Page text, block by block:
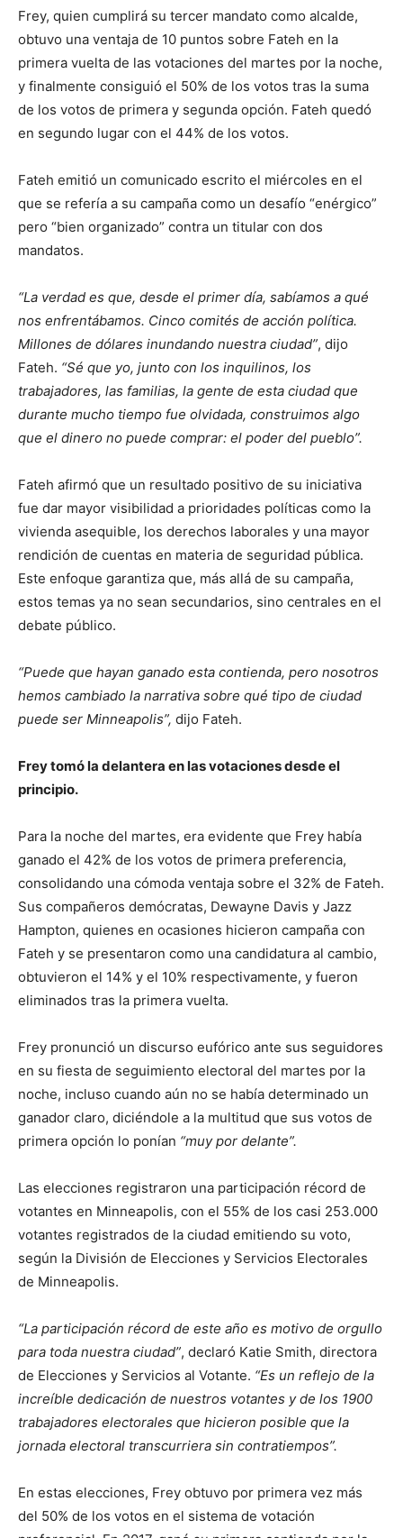
Frey, quien cumplirá su tercer mandato como alcalde,
obtuvo una ventaja de 10 puntos sobre Fateh en la
primera vuelta de las votaciones del martes por la noche,
y finalmente consiguió el 50% de los votos tras la suma
de los votos de primera y segunda opción. Fateh quedó
en segundo lugar con el 44% de los votos.
Fateh emitió un comunicado escrito el miércoles en el
que se refería a su campaña como un desafío “enérgico”
pero “bien organizado” contra un titular con dos
mandatos.
“La verdad es que, desde el primer día, sabíamos a qué
nos enfrentábamos. Cinco comités de acción política.
Millones de dólares inundando nuestra ciudad”, dijo
Fateh. “Sé que yo, junto con los inquilinos, los
trabajadores, las familias, la gente de esta ciudad que
durante mucho tiempo fue olvidada, construimos algo
que el dinero no puede comprar: el poder del pueblo”.
Fateh afirmó que un resultado positivo de su iniciativa
fue dar mayor visibilidad a prioridades políticas como la
vivienda asequible, los derechos laborales y una mayor
rendición de cuentas en materia de seguridad pública.
Este enfoque garantiza que, más allá de su campaña,
estos temas ya no sean secundarios, sino centrales en el
debate público.
“Puede que hayan ganado esta contienda, pero nosotros
hemos cambiado la narrativa sobre qué tipo de ciudad
puede ser Minneapolis”, dijo Fateh.
Frey tomó la delantera en las votaciones desde el
principio.
Para la noche del martes, era evidente que Frey había
ganado el 42% de los votos de primera preferencia,
consolidando una cómoda ventaja sobre el 32% de Fateh.
Sus compañeros demócratas, Dewayne Davis y Jazz
Hampton, quienes en ocasiones hicieron campaña con
Fateh y se presentaron como una candidatura al cambio,
obtuvieron el 14% y el 10% respectivamente, y fueron
eliminados tras la primera vuelta.
Frey pronunció un discurso eufórico ante sus seguidores
en su fiesta de seguimiento electoral del martes por la
noche, incluso cuando aún no se había determinado un
ganador claro, diciéndole a la multitud que sus votos de
primera opción lo ponían “muy por delante”.
Las elecciones registraron una participación récord de
votantes en Minneapolis, con el 55% de los casi 253.000
votantes registrados de la ciudad emitiendo su voto,
según la División de Elecciones y Servicios Electorales
de Minneapolis.
“La participación récord de este año es motivo de orgullo
para toda nuestra ciudad”, declaró Katie Smith, directora
de Elecciones y Servicios al Votante. “Es un reflejo de la
increíble dedicación de nuestros votantes y de los 1900
trabajadores electorales que hicieron posible que la
jornada electoral transcurriera sin contratiempos”.
En estas elecciones, Frey obtuvo por primera vez más
del 50% de los votos en el sistema de votación